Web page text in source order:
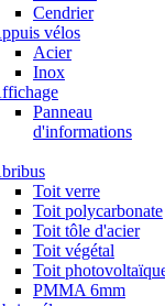
Cendrier
vélos
Acier
Inox
Panneau
d'informations
Toit verre
Toit polycarbonate
Toit tôle d'acier
Toit végétal
Toit
PMMA 6mm